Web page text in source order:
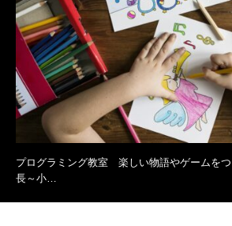
プログラミング教室 楽しい物語やゲームを
長～小…